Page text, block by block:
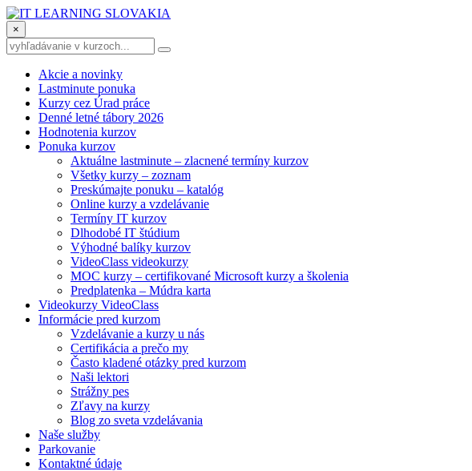
×
Akcie a novinky
Lastminute ponuka
Kurzy cez Úrad práce
Denné letné tábory 2026
Hodnotenia kurzov
Ponuka kurzov
Aktuálne lastminute – zlacnené termíny kurzov
Všetky kurzy – zoznam
Preskúmajte ponuku – katalóg
Online kurzy a vzdelávanie
Termíny IT kurzov
Dlhodobé IT štúdium
Výhodné balíky kurzov
VideoClass videokurzy
MOC kurzy – certifikované Microsoft kurzy a školenia
Predplatenka – Múdra karta
Videokurzy VideoClass
Informácie pred kurzom
Vzdelávanie a kurzy u nás
Certifikácia a prečo my
Často kladené otázky pred kurzom
Naši lektori
Strážny pes
Zľavy na kurzy
Blog zo sveta vzdelávania
Naše služby
Parkovanie
Kontaktné údaje